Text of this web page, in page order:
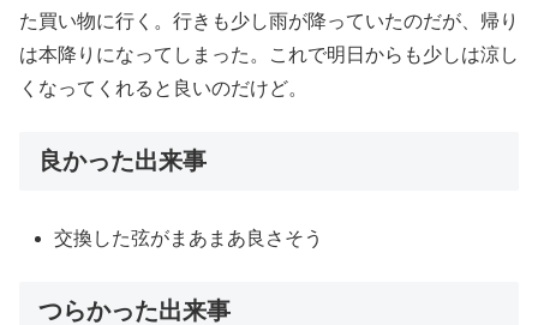
た買い物に行く。行きも少し雨が降っていたのだが、帰り
は本降りになってしまった。これで明日からも少しは涼し
くなってくれると良いのだけど。
良かった出来事
交換した弦がまあまあ良さそう
つらかった出来事